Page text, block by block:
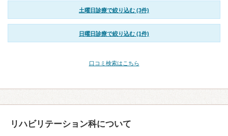
土曜日診療で絞り込む (3件)
日曜日診療で絞り込む (1件)
口コミ検索はこちら
リハビリテーション科について